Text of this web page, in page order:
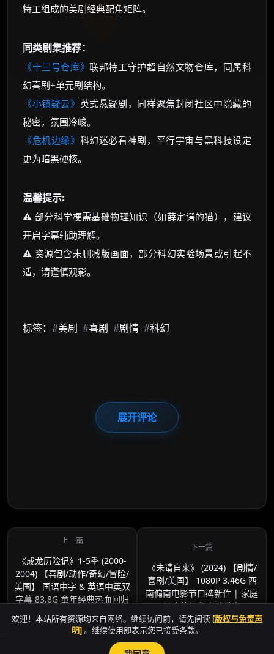
特工组成的美剧经典配角矩阵。
同类剧集推荐：
《十三号仓库》联邦特工守护超自然文物仓库，同属科
幻喜剧+单元剧结构。
《小镇疑云》 英式悬疑剧，同样聚焦封闭社区中隐藏的
秘密，氛围冷峻。
《危机边缘》 科幻迷必看神剧，平行宇宙与黑科技设定
更为暗黑硬核。
温馨提示:
⚠️ 部分科学梗需基础物理知识（如薛定谔的猫），建议
开启字幕辅助理解。
⚠️ 资源包含未删减版画面，部分科幻实验场景或引起不
适，请谨慎观影。
标签： #美剧 #喜剧 #剧情 #科幻
展开评论
《成龙历险记》1-5季 (2000-
2004) 【喜剧/动作/奇幻/冒险/
美国】 国语中字 & 英语中英双
字幕 83.8G 童年经典热血回归
| 龙叔魔幻冒险全收录
《未请自来》 (2024) 【剧情/
喜剧/美国】 1080P 3.46G 西
南偏南电影节口碑新作 | 家庭
聚会的黑色幽默盛宴
欢迎！本站所有资源均来自网络。继续访问前，请先阅读 [版权与免责声
明]。继续使用即表示您已接受条款。